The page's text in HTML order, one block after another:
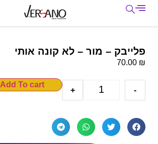
פלייבק – מור – לא קונה אותי
70.00 ₪
-
+
Add To cart